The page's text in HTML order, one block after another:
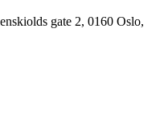
gate 2, 0160 Oslo,